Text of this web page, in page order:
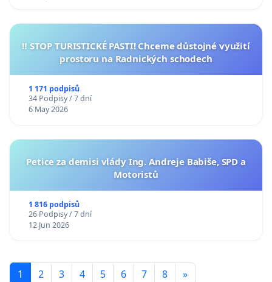
‼️ STOP TURISTICKÉ PASTI! Chceme důstojné využití
prostoru na Radnických schodech
1 171 podpisů
34 Podpisy / 7 dní
6 May 2026
Petice za demisi vlády Ing. Andreje Babiše, SPD a
Motoristů
1 816 podpisů
26 Podpisy / 7 dní
12 Jun 2026
1 2 3 4 5 6 7 8 »